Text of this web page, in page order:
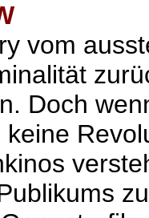
vom
Doch
keine